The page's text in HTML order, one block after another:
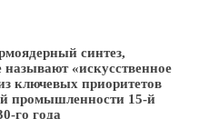
синтез,
«искусственное
ключевых приоритетов
промышленности 15-й
го года